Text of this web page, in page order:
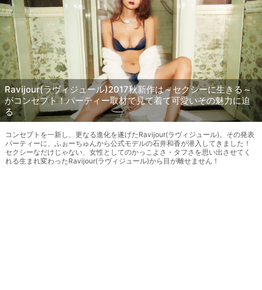
Ravijour(ラヴィジュール)2017秋新作は～セクシーに生きる～
がコンセプト！パーティー取材で見て着て可愛いその魅力に迫
る
コンセプトを一新し、更なる進化を遂げたRavijour(ラヴィジュール)。その発表
パーティーに、ふぉーちゅんから公式モデルの石井和香が潜入してきました！
セクシーなだけじゃない、女性としてのかっこよさ・タフさを思い出させてく
れる生まれ変わったRavijour(ラヴィジュール)から目が離せません！